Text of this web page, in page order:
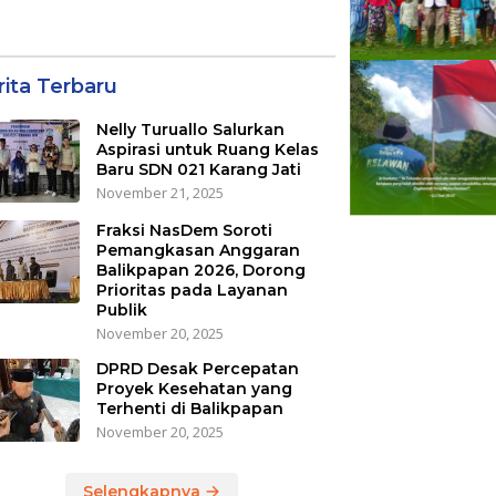
Terbaru
Nelly Turuallo Salurkan
Aspirasi untuk Ruang Kelas
Baru SDN 021 Karang Jati
November 21, 2025
Fraksi NasDem Soroti
Pemangkasan Anggaran
Balikpapan 2026, Dorong
Prioritas pada Layanan
Publik
November 20, 2025
DPRD Desak Percepatan
Proyek Kesehatan yang
Terhenti di Balikpapan
November 20, 2025
Selengkapnya